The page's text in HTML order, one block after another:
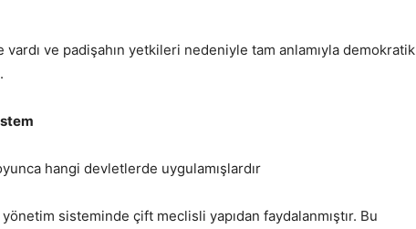
ve padişahın yetkileri nedeniyle tam anlamıyla demokratik
hangi devletlerde uygulamışlardır
sisteminde çift meclisli yapıdan faydalanmıştır. Bu